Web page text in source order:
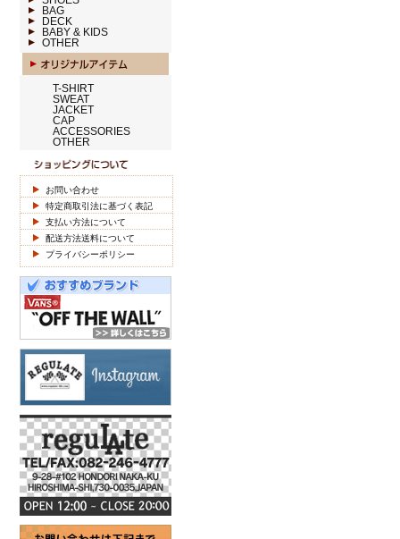
BAG
DECK
BABY & KIDS
OTHER
T-SHIRT
SWEAT
JACKET
CAP
ACCESSORIES
OTHER
お問い合わせ
特定商取引法に基づく表記
支払い方法について
配送方法送料について
プライバシーポリシー